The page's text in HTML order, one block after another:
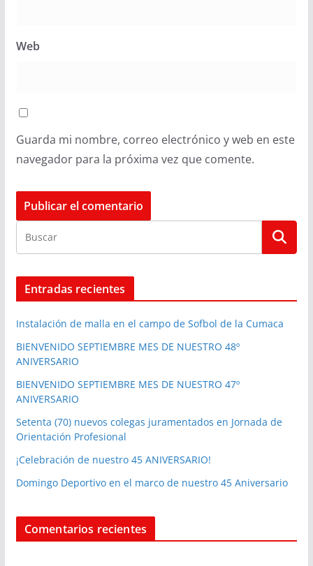
Web
Guarda mi nombre, correo electrónico y web en este
navegador para la próxima vez que comente.
Entradas recientes
Instalación de malla en el campo de Sofbol de la Cumaca
BIENVENIDO SEPTIEMBRE MES DE NUESTRO 48º
ANIVERSARIO
BIENVENIDO SEPTIEMBRE MES DE NUESTRO 47º
ANIVERSARIO
Setenta (70) nuevos colegas juramentados en Jornada de
Orientación Profesional
¡Celebración de nuestro 45 ANIVERSARIO!
Domingo Deportivo en el marco de nuestro 45 Aniversario
Comentarios recientes